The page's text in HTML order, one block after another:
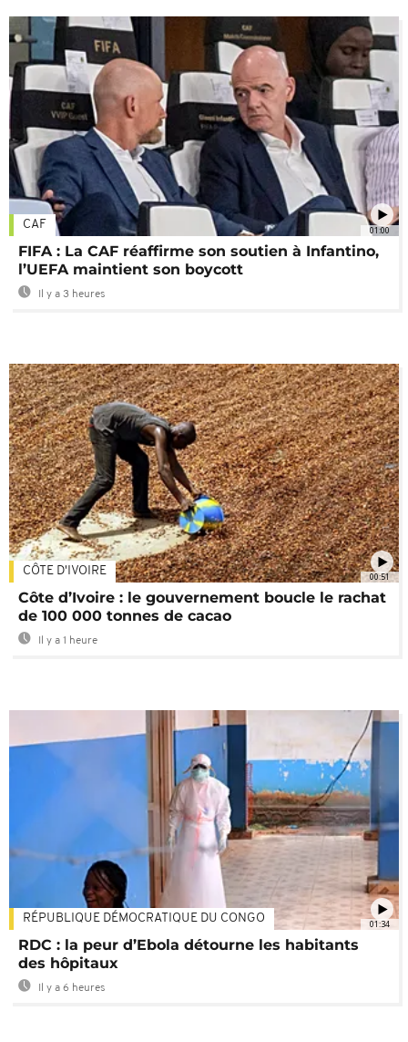
01:00
CAF
FIFA : La CAF réaffirme son soutien à Infantino,
l’UEFA maintient son boycott
Il y a 3 heures
00:51
CÔTE D'IVOIRE
Côte d’Ivoire : le gouvernement boucle le rachat
de 100 000 tonnes de cacao
Il y a 1 heure
01:34
RÉPUBLIQUE DÉMOCRATIQUE DU CONGO
RDC : la peur d’Ebola détourne les habitants
des hôpitaux
Il y a 6 heures